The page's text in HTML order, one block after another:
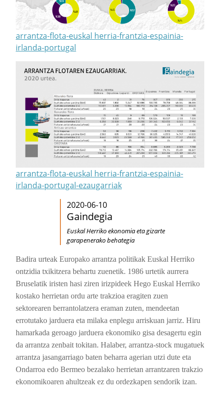
arrantza-flota-euskal herria-frantzia-espainia-
irlanda-portugal
arrantza-flota-euskal herria-frantzia-espainia-
irlanda-portugal-ezaugarriak
2020-06-10
Gaindegia
Euskal Herriko ekonomia eta gizarte
garapenerako behategia
Badira urteak Europako arrantza politikak Euskal Herriko
ontzidia txikitzera behartu zuenetik. 1986 urtetik aurrera
Bruselatik iristen hasi ziren irizpideek Hego Euskal Herriko
kostako herrietan ordu arte trakzioa eragiten zuen
sektorearen berrantolatzera eraman zuten, mendeetan
errotutako jarduera eta milaka enplegu arriskuan jarriz. Hiru
hamarkada geroago jarduera ekonomiko gisa desagertu egin
da arrantza zenbait tokitan. Halaber, arrantza-stock mugatuek
arrantza jasangarriago baten beharra agerian utzi dute eta
Ondarroa edo Bermeo bezalako herrietan arrantzaren trakzio
ekonomikoaren ahultzeak ez du ordezkapen sendorik izan.